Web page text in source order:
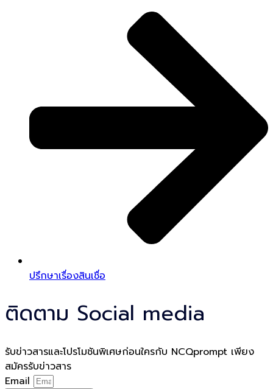
ปรึกษาเรื่องสินเชื่อ
ติดตาม Social media
รับข่าวสารและโปรโมชันพิเศษก่อนใครกับ NCQprompt เพียง
สมัครรับข่าวสาร
Email